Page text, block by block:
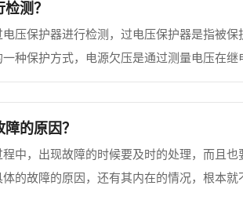
测？
压保护器进行检测，过电压保护器是指被
种保护方式，电源欠压是通过测量电压在
电器动作，用于切断供电回路。过电压保
的原因？
中，出现故障的时候要及时的处理，而且也
的故障的原因，还有其内在的情况，根本